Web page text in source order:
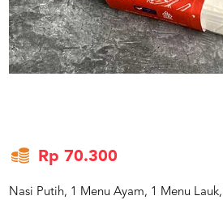
CALL
CENTER
021
5091
3494
Rp 70.300
Nasi Putih, 1 Menu Ayam, 1 Menu